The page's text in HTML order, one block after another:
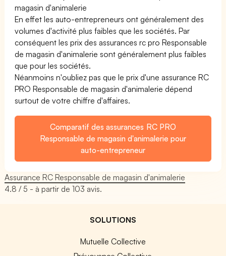
magasin d'animalerie
En effet les auto-entrepreneurs ont généralement des
volumes d'activité plus faibles que les sociétés. Par
conséquent les prix des assurances rc pro Responsable
de magasin d'animalerie sont généralement plus faibles
que pour les sociétés.
Néanmoins n'oubliez pas que le prix d'une assurance RC
PRO Responsable de magasin d'animalerie dépend
surtout de votre chiffre d'affaires.
Comparatif des assurances RC PRO
Responsable de magasin d'animalerie pour
auto-entrepreneur
Assurance RC Responsable de magasin d'animalerie
4.8 / 5 - à partir de103 avis.
SOLUTIONS
Mutuelle Collective